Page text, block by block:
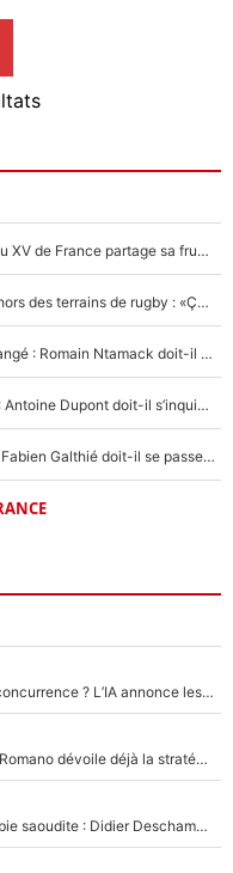
Mis de côté par Fabien Galthié, un joueur du XV de France partage sa frustration : «ils ne me l’ont pas dit tout de suite»
La raison d'être de Matthieu Jalibert en dehors des terrains de rugby : «Ça m'atteint autant que si tu touches à un membre de ma famille»
XV de France - Matthieu Jalibert a tout changé : Romain Ntamack doit-il s’inquiéter pour sa place à un an de la Coupe du monde ?
«Le XV de France est meilleur avec Lucu» : Antoine Dupont doit-il s’inquiéter pour sa place ?
Le XV de France a trouvé son remplaçant : Fabien Galthié doit-il se passer d'Antoine Dupont ?
Kylian Mbappé et Lamine Yamal ont de la concurrence ? L’IA annonce les 5 joueurs qui vont dominer le football dans les années à venir !
«On l’achète et on vous le prête» : Fabrizio Romano dévoile déjà la stratégie du PSG avec le transfert de Zion Suzuki !
De l’équipe de France à un pont d’or en Arabie saoudite : Didier Deschamps a donné sa réponse !